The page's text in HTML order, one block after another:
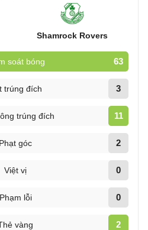
Shamrock Rovers
soát bóng 63
trúng đích 3
trúng đích 11
Phạt góc 2
Việt vị 0
Phạm lỗi 0
vàng 2